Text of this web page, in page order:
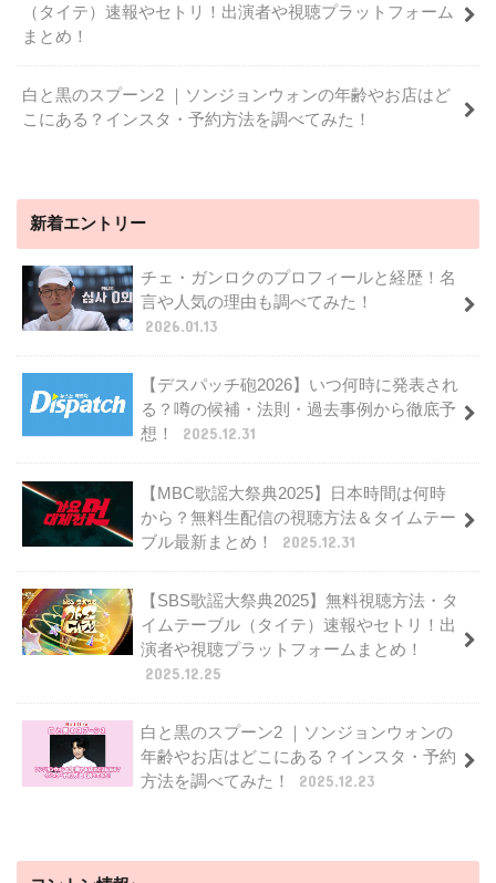
（タイテ）速報やセトリ！出演者や視聴プラットフォーム
まとめ！
白と黒のスプーン2 ｜ソンジョンウォンの年齢やお店はど
こにある？インスタ・予約方法を調べてみた！
新着エントリー
チェ・ガンロクのプロフィールと経歴！名
言や人気の理由も調べてみた！
2026.01.13
【デスパッチ砲2026】いつ何時に発表され
る？噂の候補・法則・過去事例から徹底予
想！
2025.12.31
【MBC歌謡大祭典2025】日本時間は何時
から？無料生配信の視聴方法＆タイムテー
ブル最新まとめ！
2025.12.31
【SBS歌謡大祭典2025】無料視聴方法・タ
イムテーブル（タイテ）速報やセトリ！出
演者や視聴プラットフォームまとめ！
2025.12.25
白と黒のスプーン2 ｜ソンジョンウォンの
年齢やお店はどこにある？インスタ・予約
方法を調べてみた！
2025.12.23